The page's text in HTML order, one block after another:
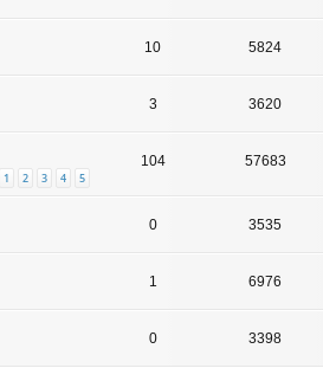
10 5824
3 3620
1 2 3 4 5
104 57683
0 3535
1 6976
0 3398